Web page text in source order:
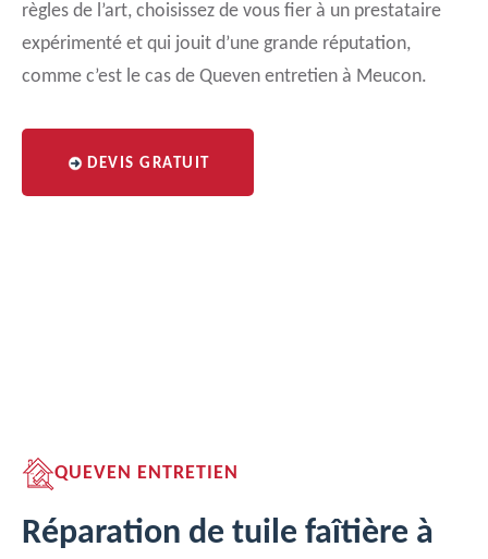
règles de l’art, choisissez de vous fier à un prestataire
expérimenté et qui jouit d’une grande réputation,
comme c’est le cas de Queven entretien à Meucon.
DEVIS GRATUIT
QUEVEN ENTRETIEN
Réparation de tuile faîtière à